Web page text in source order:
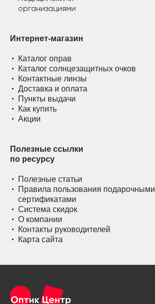
Интернет-магазин
Каталог оправ
Каталог солнцезащитных очков
Контактные линзы
Доставка и оплата
Пункты выдачи
Как купить
Акции
Полезные ссылки
по ресурсу
Полезные статьи
Правила пользования подарочными
сертификатами
Система скидок
О компании
Контакты руководителей
Карта сайта